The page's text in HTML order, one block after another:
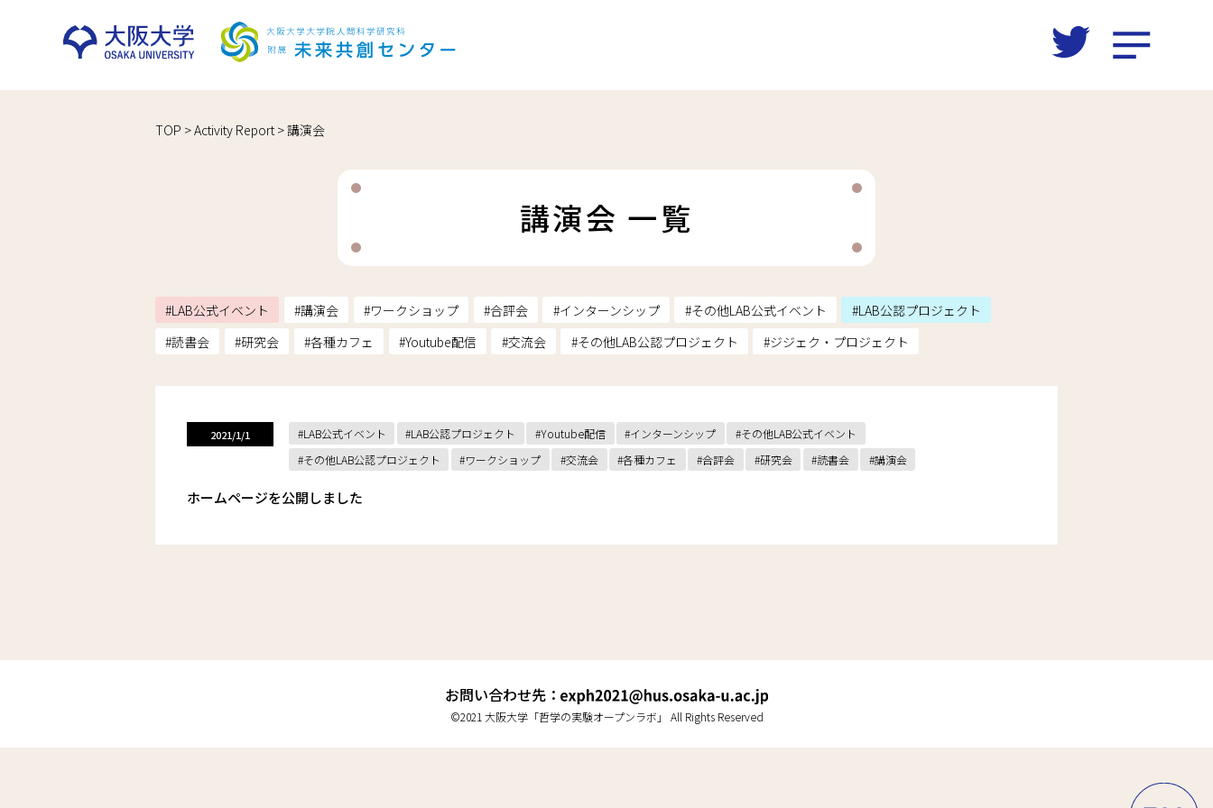
TOP >Activity Report>講演会
講演会 一覧
LAB公式イベント 講演会 ワークショップ 合評会 インターンシップ その他LAB公式イベント
LAB公認プロジェクト
読書会
研究会 各種カフェ Youtube配信 交流会 その他LAB公認プロジェクト ジジェク・プロジェクト
2021/1/1 LAB公式イベント LAB公認プロジェクト Youtube配信 インターンシップ
その他LAB公式イベント
その他LAB公認プロジェクト
ワークショップ 交流会 各種カフェ 合評会 研究会 読書会 講演会
ホームページを公開しました
お問い合わせ先：
©2021 大阪大学「哲学の実験オープンラボ」 All Rights Reserved